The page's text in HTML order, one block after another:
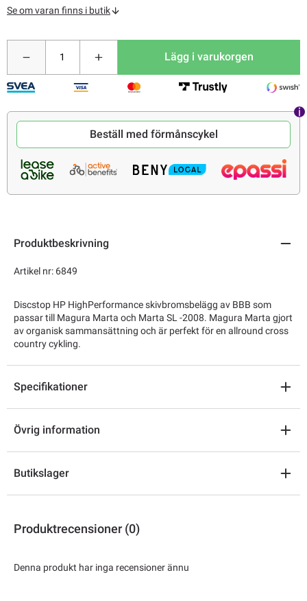
Se om varan finns i butik
Lägg i varukorgen
Beställ med förmånscykel
Produktbeskrivning
Artikel nr: 6849
Discstop HP HighPerformance skivbromsbelägg av BBB som
passar till Magura Marta och Marta SL -2008. Magura Marta gjort
av organisk sammansättning och är perfekt för en allround cross
country cykling.
Specifikationer
Övrig information
Butikslager
Produktrecensioner (0)
Denna produkt har inga recensioner ännu